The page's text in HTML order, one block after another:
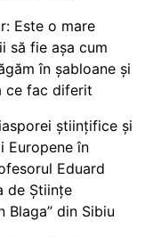
Este o mare
să fie așa cum
în șabloane și
ce fac diferit
științifice și
Europene în
Eduard
de Științe
Blaga” din Sibiu